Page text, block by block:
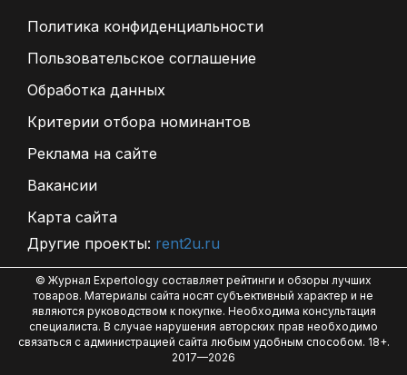
Политика конфиденциальности
Пользовательское соглашение
Обработка данных
Критерии отбора номинантов
Реклама на сайте
Вакансии
Карта сайта
Другие проекты: rent2u.ru
© Журнал Expertology составляет рейтинги и обзоры лучших
товаров. Материалы сайта носят субъективный характер и не
являются руководством к покупке. Необходима консультация
специалиста. В случае нарушения авторских прав необходимо
связаться с администрацией сайта любым удобным способом. 18+.
2017—2026